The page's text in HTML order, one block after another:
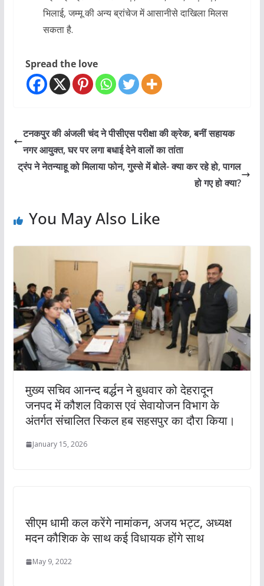
भिलाई, जम्मू की अन्य ब्रांचेज में आसानीसे दाखिला मिलस
सकता है.
Spread the love
टनकपुर की अंजली चंद ने पीसीएस परीक्षा की क्रेक, बनीं सहायक
नगर आयुक्त, घर पर लगा बधाई देने वालों का तांता
ट्रंप ने नेतन्याहू को मिलाया फोन, गुस्से में बोले- क्या कर रहे हो, पागल
हो गए हो क्या?
You May Also Like
मुख्य सचिव आनन्द बर्द्धन ने बुधवार को देहरादून
जनपद में कौशल विकास एवं सेवायोजन विभाग के
अंतर्गत संचालित स्किल हब सहसपुर का दौरा किया।
January 15, 2026
सीएम धामी कल करेंगे नामांकन, अजय भट्ट, अध्यक्ष
मदन कौशिक के साथ कई विधायक होंगे साथ
May 9, 2022